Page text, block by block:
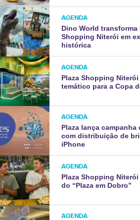
AGENDA
Dino World transforma
Shopping Niterói em
histórica
AGENDA
Plaza Shopping
temático para a Copa
AGENDA
Plaza lança campanha
com distribuição de
iPhone
AGENDA
Plaza Shopping
do “Plaza em Dobro”
AGENDA